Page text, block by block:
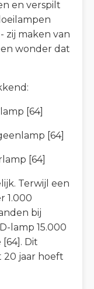
en verspilt
zij maken van
wonder dat
[64]
[64]
[64]
Terwijl een
1.000
bij
lamp 15.000
Dit
20 jaar hoeft